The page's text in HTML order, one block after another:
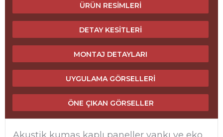
ÜRÜN RESIMLERI
DETAY KESITLERI
MONTAJ DETAYLARI
UYGULAMA GÖRSELLERI
ÖNE ÇIKAN GÖRSELLER
Akustik kumaş kaplı paneller yankı ve eko